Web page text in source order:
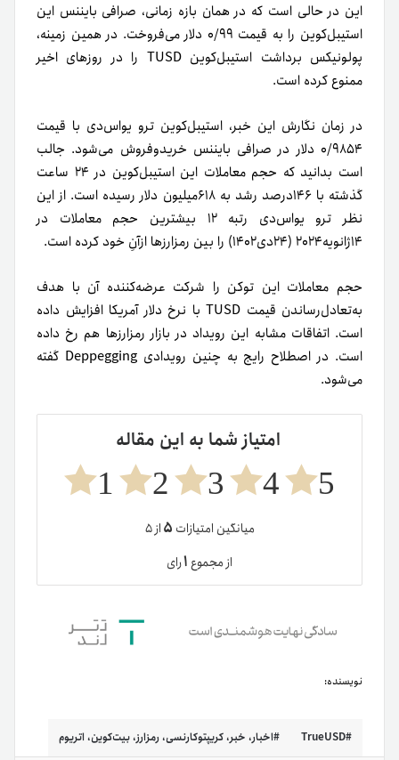
این در حالی است که در همان بازه زمانی، صرافی بایننس این
استیبل‌کوین را به قیمت ۰/۹۹ دلار می‌فروخت. در همین زمینه،
پولونیکس برداشت استیبل‌کوین TUSD را در روزهای اخیر
ممنوع کرده است.
در زمان نگارش این خبر، استیبل‌کوین ترو یو‌اس‌دی با قیمت
۰/۹۸۵۴ دلار در صرافی بایننس خرید‌و‌فروش می‌شود. جالب
است بدانید که حجم معاملات این استیبل‌کوین در ۲۴ ساعت
گذشته با ۱۴۶درصد رشد به ۶۱۸میلیون دلار رسیده است. از این
نظر ترو یواس‌دی رتبه ۱۲ بیشترین حجم معاملات در
۱۴ژانویه۲۰۲۴ (۲۴دی۱۴۰۲) را بین رمزارزها ازآنِ خود کرده است.
حجم معاملات این توکن را شرکت عرضه‌کننده آن با هدف
به‌تعادل‌رساندن قیمت TUSD با نرخ دلار آمریکا افزایش داده
است.اتفاقات مشابه این رویداد در بازار رمزارزها هم رخ داده
است. در اصطلاح رایج به چنین رویدادی Deppegging گفته
می‌شود.
امتیاز شما به این مقاله
5
4
3
2
1
میانگین امتیازات ۵از ۵
از مجموع۱رای
نویسنده:
TrueUSD اخبار، خبر، کریپتوکارنسی، رمزارز، بیت‌کوین، اتریوم